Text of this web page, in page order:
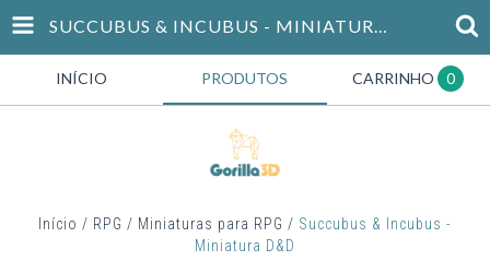
SUCCUBUS & INCUBUS - MINIATURA D&D
INÍCIO PRODUTOS CARRINHO 0
Início / RPG / Miniaturas para RPG / Succubus & Incubus -
Miniatura D&D